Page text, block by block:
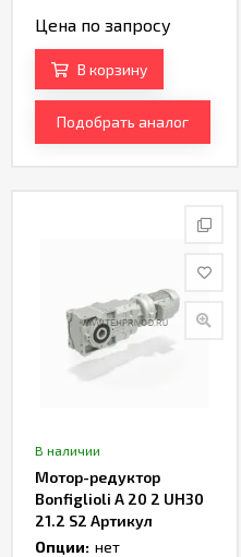
Цена по запросу
В корзину
Подобрать аналог
В наличии
Мотор-редуктор
Bonfiglioli A 20 2 UH30
21.2 S2 Артикул
TH232980
Опции: нет